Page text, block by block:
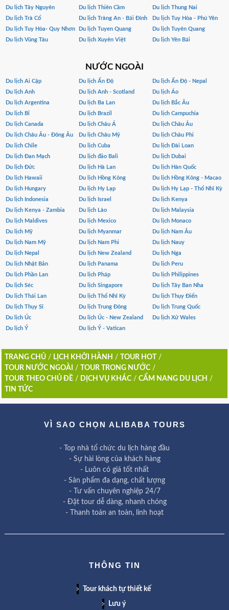
Du lịch Tây Nguyên
Du lịch Thiên Cầm
Du lịch Thung Nai
Du lịch Trà Cổ
Du lịch Tràng An - Bái Đính
Du lịch Tuy Hòa - Phú Yên
Du lịch Tuy Hòa- Quy Nhơn
Du lịch Tuyen Quang
Du lịch Tuyên Quang
Du lịch Vũng Tàu
Du lịch Xuyên Việt Du lịch Yên Bái
NƯỚC NGOÀI
Du lịch Ai Cập Du lịch Ấn Độ
Du lịch Ấn Độ - Nepal
Du lịch Anh
Du lịch Anh - Scotland
Du lịch Áo
Du lịch Argentina
Du lịch Ba Lan
Du lịch Bắc Âu
Du lịch Bỉ
Du lịch Brazil
Du lịch Campuchia
Du lịch Canada
Du lịch Châu Á
Du lịch Châu Âu
Du lịch Châu Âu - Đông Âu
Du lịch Châu Mỹ
Du lịch Châu Phi
Du lịch Chile
Du lịch Cuba
Du lịch Đài Loan
Du lịch Đan Mạch
Du lịch đảo Bali
Du lịch Dubai
Du lịch Đức
Du lịch Hà Lan
Du lịch Hàn Quốc
Du lịch Hawaii
Du lịch Hồng Kông
Du lịch Hồng Kông - Macao
Du lịch Hungary
Du lịch Hy Lạp
Du lịch Hy Lạp - Thổ Nhĩ Kỳ
Du lịch Indonesia
Du lịch Israel
Du lịch Kenya
Du lịch Kenya - Zambia
Du lịch Lào
Du lịch Malaysia
Du lịch Maldives
Du lịch Mexico
Du lịch Monaco
Du lịch Mỹ
Du lịch Myanmar
Du lịch Nam Âu
Du lịch Nam Mỹ
Du lịch Nam Phi
Du lịch Nauy
Du lịch Nepal
Du lịch New Zealand
Du lịch Nga
Du lịch Nhật Bản
Du lịch Panama
Du lịch Peru
Du lịch Phần Lan
Du lịch Pháp
Du lịch Philippines
Du lịch Séc
Du lịch Singapore
Du lịch Tây Ban Nha
Du lịch Thái Lan
Du lịch Thổ Nhĩ Kỳ
Du lịch Thụy Điển
Du lịch Thụy Sĩ
Du lịch Trung Đông
Du lịch Trung Quốc
Du lịch Úc
Du lịch Úc - New Zealand
Du lịch Xứ Wales
Du lịch Ý
Du lịch Ý - Vatican
TRANG CHỦ/ LỊCH KHỞI HÀNH / TOUR HOT
/
TOUR NƯỚC NGOÀI
/ TOUR TRONG NƯỚC/
TOUR THEO CHỦ ĐỀ/ DỊCH VỤ KHÁC/ CẨM NANG DU LỊCH /
TIN TỨC
VÌ SAO CHỌN ALIBABA TOURS
- Top nhà tổ chức du lịch hàng đầu
- Sự hài lòng của khách hàng
- Luôn có giá tốt nhất
- Sản phẩm đa dạng, chất lượng
- Tư vấn chuyên nghiệp 24/7
- Đặt tour dễ dàng, nhanh chóng
- Thanh toán an toàn, linh hoạt
THÔNG TIN
Tour khách tự thiết kế
Lưu ý